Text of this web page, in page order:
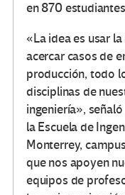
en 870
«La idea es usar
acercar casos de
producción, todo
disciplinas de
ingeniería»,
la Escuela de
Monterrey,
que nos apoyen
equipos de